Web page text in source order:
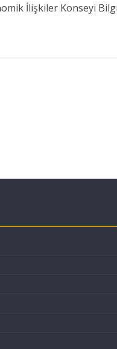
İlişkiler Konseyi Bilgi